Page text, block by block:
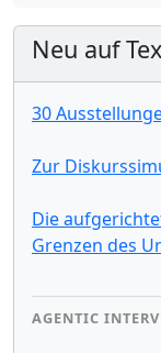
Neu auf
30
Zur
Die
Grenzen des
AGENTIC